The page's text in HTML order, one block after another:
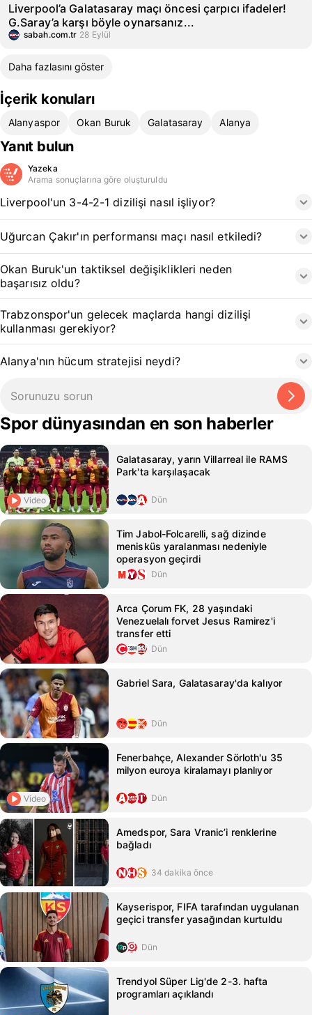
Liverpool’a Galatasaray maçı öncesi çarpıcı ifadeler!
G.Saray’a karşı böyle oynarsanız...
sabah.com.tr 28 Eylül
Daha fazlasını göster
İçerik konuları
Alanyaspor Okan Buruk Galatasaray Alanya
Yanıt bulun
Yazeka
Arama sonuçlarına göre oluşturuldu
Liverpool'un 3-4-2-1 dizilişi nasıl işliyor?
Uğurcan Çakır'ın performansı maçı nasıl etkiledi?
Okan Buruk'un taktiksel değişiklikleri neden
başarısız oldu?
Trabzonspor'un gelecek maçlarda hangi dizilişi
kullanması gerekiyor?
Alanya'nın hücum stratejisi neydi?
Spor dünyasından en son haberler
Video
Galatasaray, yarın Villarreal ile RAMS
Park'ta karşılaşacak
Dün
Tim Jabol-Folcarelli, sağ dizinde
menisküs yaralanması nedeniyle
operasyon geçirdi
Dün
Arca Çorum FK, 28 yaşındaki
Venezuelalı forvet Jesus Ramirez'i
transfer etti
Dün
Gabriel Sara, Galatasaray'da kalıyor
Dün
Video
Fenerbahçe, Alexander Sörloth'u 35
milyon euroya kiralamayı planlıyor
Dün
Amedspor, Sara Vranic’i renklerine
bağladı
34 dakika önce
Kayserispor, FIFA tarafından uygulanan
geçici transfer yasağından kurtuldu
Dün
Trendyol Süper Lig'de 2-3. hafta
programları açıklandı